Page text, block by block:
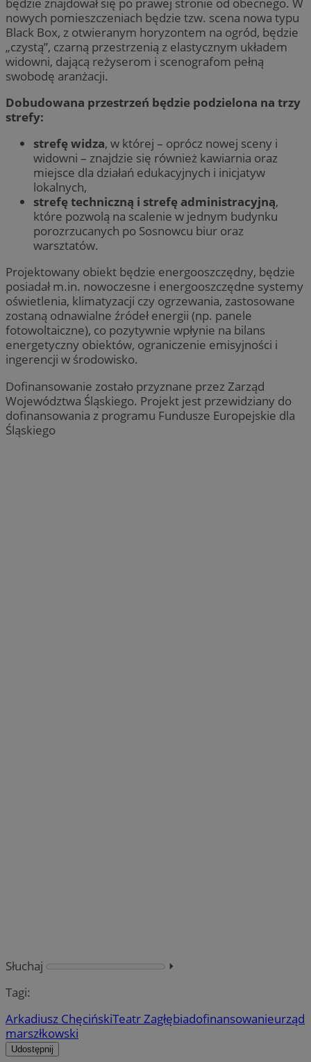
nowych pomieszczeniach będzie tzw. scena nowa typu
Black Box, z otwieranym horyzontem na ogród, będzie
„czystą”, czarną przestrzenią z elastycznym układem
widowni, dającą reżyserom i scenografom pełną
swobodę aranżacji.
Dobudowana przestrzeń będzie podzielona na trzy
strefy:
strefę widza, w której – oprócz nowej sceny i
widowni – znajdzie się również kawiarnia oraz
miejsce dla działań edukacyjnych i inicjatyw
lokalnych,
strefę techniczną i strefę administracyjną,
które pozwolą na scalenie w jednym budynku
porozrzucanych po Sosnowcu biur oraz
warsztatów.
Projektowany obiekt będzie energooszczędny, będzie
posiadał m.in. nowoczesne i energooszczędne systemy
oświetlenia, klimatyzacji czy ogrzewania, zastosowane
zostaną odnawialne źródeł energii (np. panele
fotowoltaiczne), co pozytywnie wpłynie na bilans
energetyczny obiektów, ograniczenie emisyjności i
ingerencji w środowisko.
Dofinansowanie zostało przyznane przez Zarząd
Województwa Śląskiego. Projekt jest przewidziany do
dofinansowania z programu Fundusze Europejskie dla
Śląskiego
Słuchaj
⏵︎
Tagi:
Arkadiusz ChęcińskiTeatr Zagłębiadofinansowanieurząd
marszłkowski
Udostępnij